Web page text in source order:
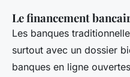
Le financement
Les banques
surtout avec un dossier
banques en ligne